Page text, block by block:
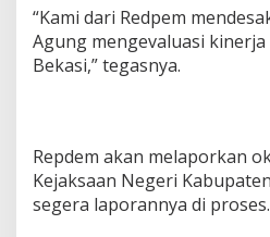
“Kami dari Redpem
Agung mengevaluasi
Bekasi,” tegasnya.
Repdem akan melaporkan
Kejaksaan Negeri
segera laporannya di proses.